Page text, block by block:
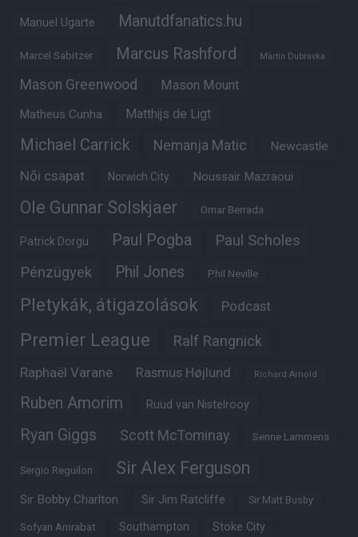
Manuel Ugarte Manutdfanatics.hu
Marcel Sabitzer Marcus Rashford Martin Dubravka
Mason Greenwood Mason Mount
Matheus Cunha Matthijs de Ligt
Michael Carrick Nemanja Matic Newcastle
Női csapat Norwich City Noussair Mazraoui
Ole Gunnar Solskjaer Omar Berrada
Patrick Dorgu Paul Pogba Paul Scholes
Pénzügyek Phil Jones Phil Neville
Pletykák, átigazolások Podcast
Premier League Ralf Rangnick
Raphaël Varane Rasmus Højlund Richard Arnold
Ruben Amorim Ruud van Nistelrooy
Ryan Giggs Scott McTominay Senne Lammens
Sergio Reguilon Sir Alex Ferguson
Sir Bobby Charlton Sir Jim Ratcliffe Sir Matt Busby
Sofyan Amrabat Southampton Stoke City